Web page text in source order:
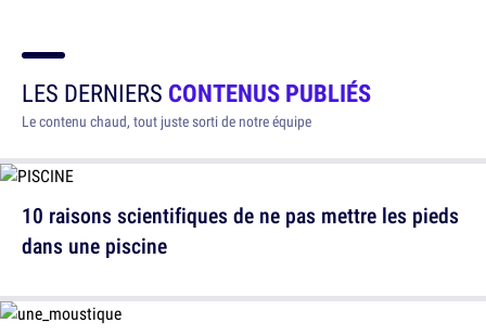
LES DERNIERS CONTENUS PUBLIÉS
Le contenu chaud, tout juste sorti de notre équipe
10 raisons scientifiques de ne pas mettre les pieds
dans une piscine